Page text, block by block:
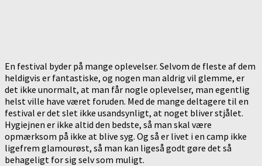
En festival byder på mange oplevelser. Selvom de fleste af dem
heldigvis er fantastiske, og nogen man aldrig vil glemme, er
det ikke unormalt, at man får nogle oplevelser, man egentlig
helst ville have været foruden. Med de mange deltagere til en
festival er det slet ikke usandsynligt, at noget bliver stjålet.
Hygiejnen er ikke altid den bedste, så man skal være
opmærksom på ikke at blive syg. Og så er livet i en camp ikke
ligefrem glamourøst, så man kan ligeså godt gøre det så
behageligt for sig selv som muligt.